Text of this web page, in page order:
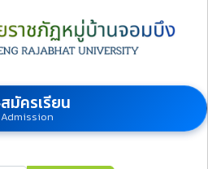
สมัครเรียน
Admission